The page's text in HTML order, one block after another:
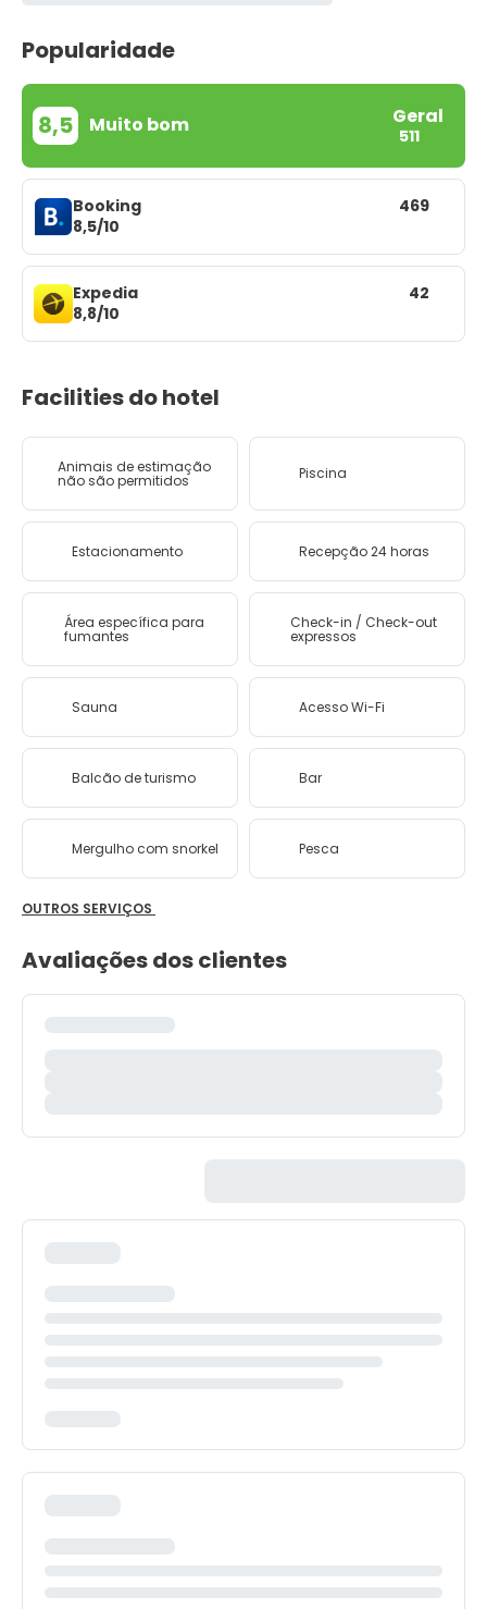
Popularidade
8,5 Muito bom Geral
511
Booking
8,5/10
469
Expedia
8,8/10
42
Facilities do hotel
Animais de estimação
não são permitidos Piscina
Estacionamento Recepção 24 horas
Área específica para
fumantes
Check-in / Check-out
expressos
Sauna Acesso Wi-Fi
Balcão de turismo Bar
Mergulho com snorkel Pesca
OUTROS SERVIÇOS
Avaliações dos clientes